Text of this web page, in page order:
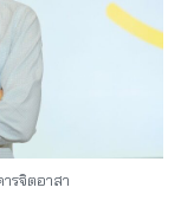
รจิตอาสา